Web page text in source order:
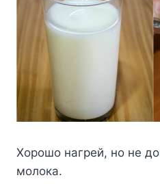
Хорошо нагрей, но не
молока.